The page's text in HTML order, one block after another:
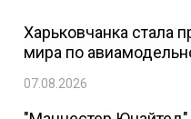
Харьковчанка стала
мира по
07.08.2026